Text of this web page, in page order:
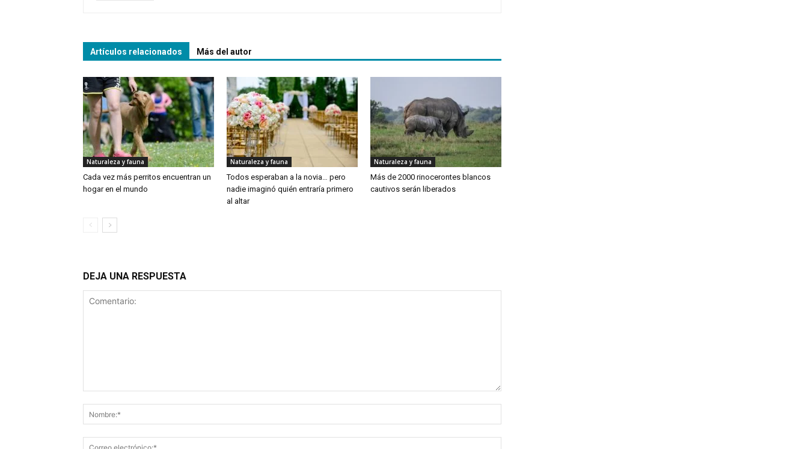
Artículos relacionados Más del autor
Naturaleza y fauna
Cada vez más perritos encuentran un
hogar en el mundo
Naturaleza y fauna
Todos esperaban a la novia… pero
nadie imaginó quién entraría primero
al altar
Naturaleza y fauna
Más de 2000 rinocerontes blancos
cautivos serán liberados
DEJA UNA RESPUESTA